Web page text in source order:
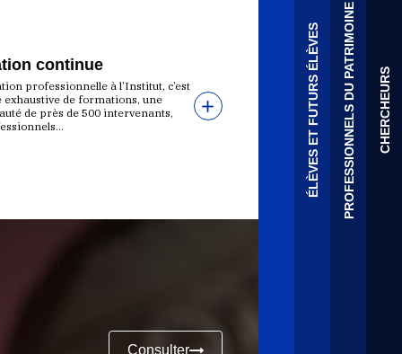
ÉLÈVES ET FUTURS ÉLÈVESPROFESSIONNELS DU PATRIMOINE CHERCHEURS
continue
professionnelle à l’Institut, c’est
de formations, une
de près de 500 intervenants,
Consulter